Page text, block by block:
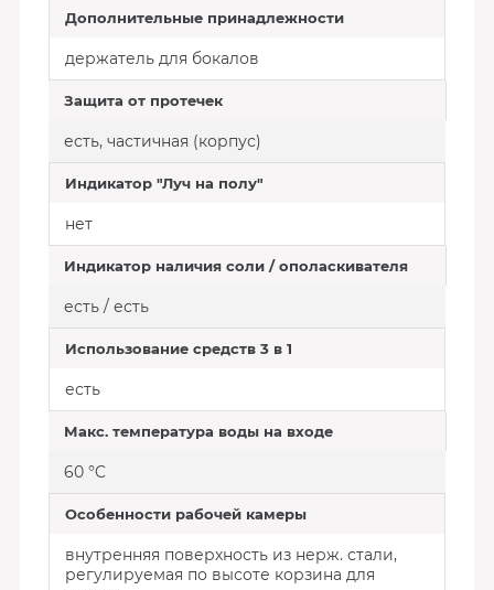
Дополнительные принадлежности
держатель для бокалов
Защита от протечек
есть, частичная (корпус)
Индикатор "Луч на полу"
нет
Индикатор наличия соли / ополаскивателя
есть / есть
Использование средств 3 в 1
есть
Макс. температура воды на входе
60 °C
Особенности рабочей камеры
внутренняя поверхность из нерж. стали,
регулируемая по высоте корзина для